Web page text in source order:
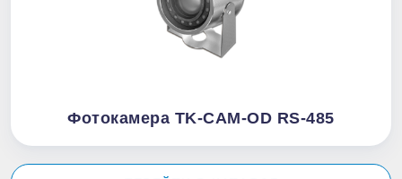
Фотокамера TK-CAM-OD RS-485